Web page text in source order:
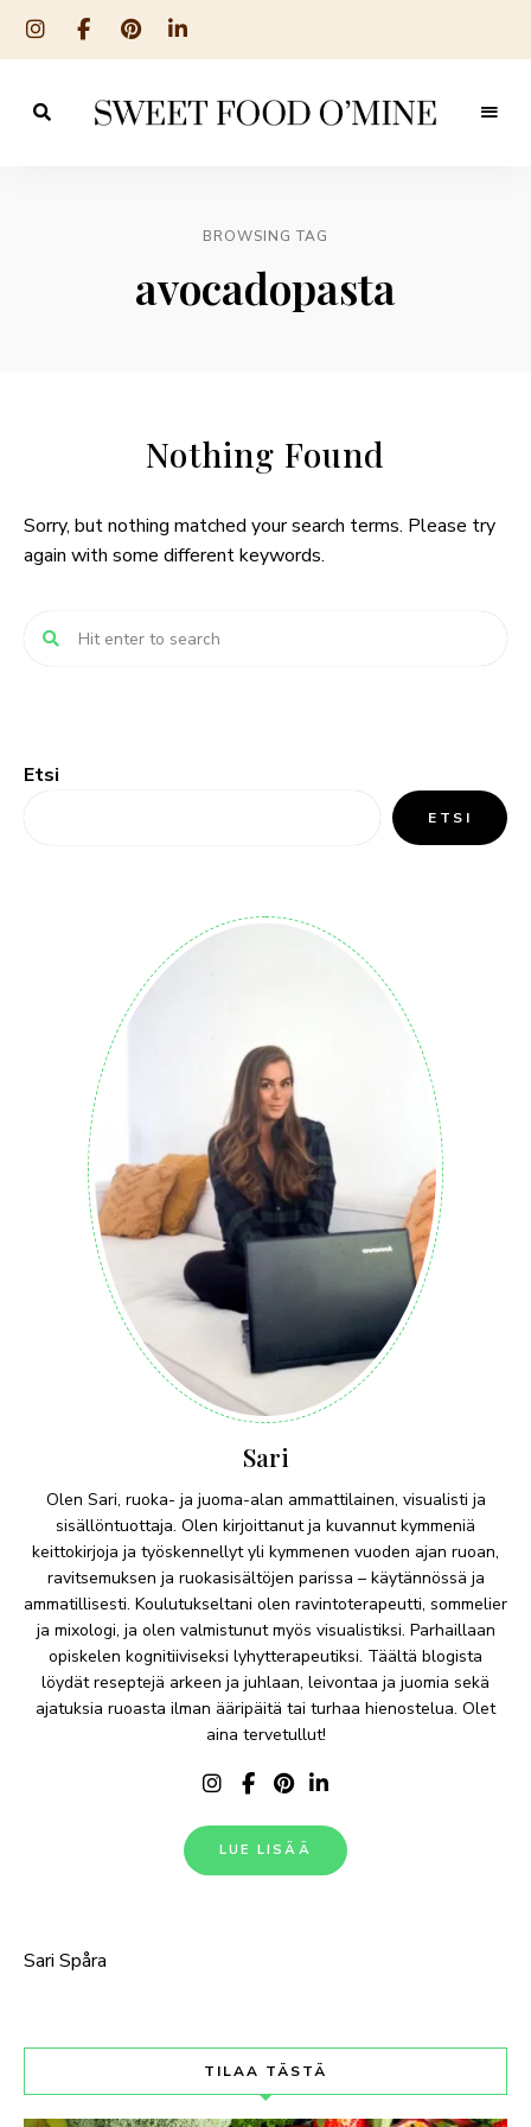
´Mine
BROWSING TAG
avocadopasta
Nothing Found
Sorry, but nothing matched your search terms. Please try
again with some different keywords.
Etsi
ETSI
Sari
Olen Sari, ruoka- ja juoma-alan ammattilainen, visualisti ja
sisällöntuottaja. Olen kirjoittanut ja kuvannut kymmeniä
keittokirjoja ja työskennellyt yli kymmenen vuoden ajan ruoan,
ravitsemuksen ja ruokasisältöjen parissa – käytännössä ja
ammatillisesti. Koulutukseltani olen ravintoterapeutti, sommelier
ja mixologi, ja olen valmistunut myös visualistiksi. Parhaillaan
opiskelen kognitiiviseksi lyhytterapeutiksi. Täältä blogista
löydät reseptejä arkeen ja juhlaan, leivontaa ja juomia sekä
ajatuksia ruoasta ilman ääripäitä tai turhaa hienostelua. Olet
aina tervetullut!
LUE LISÄÄ
Sari Spåra
TILAA TÄSTÄ